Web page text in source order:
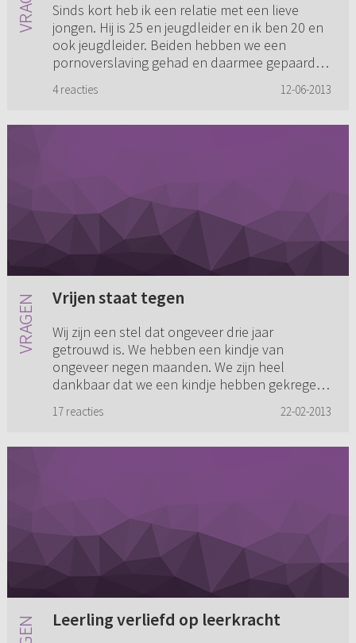
Sinds kort heb ik een relatie met een lieve
jongen. Hij is 25 en jeugdleider en ik ben 20 en
ook jeugdleider. Beiden hebben we een
pornoverslaving gehad en daarmee gepaard
4 reacties 12-06-2013
Vrijen staat tegen
Wij zijn een stel dat ongeveer drie jaar
getrouwd is. We hebben een kindje van
ongeveer negen maanden. We zijn heel
dankbaar dat we een kindje hebben gekregen
17 reacties 22-02-2013
Leerling verliefd op leerkracht